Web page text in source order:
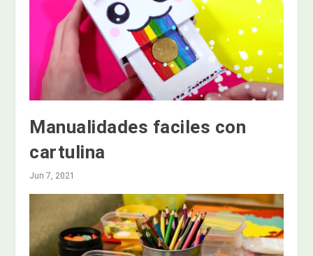
Manualidades faciles con
cartulina
Jun 7, 2021